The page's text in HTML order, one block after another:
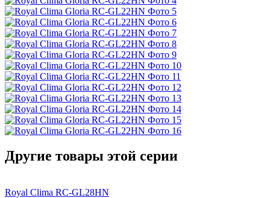
Другие товары этой серии
Royal Clima RC-GL28HN